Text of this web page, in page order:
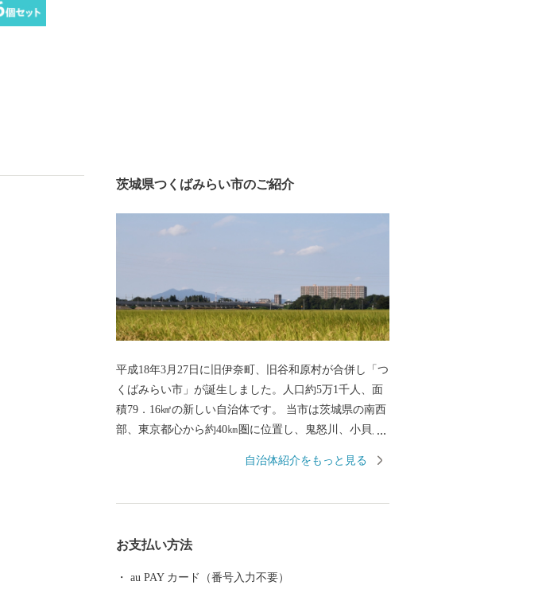
茨城県つくばみらい市のご紹介
平成18年3月27日に旧伊奈町、旧谷和原村が合併し「つ
くばみらい市」が誕生しました。人口約5万1千人、面
積79．16㎢の新しい自治体です。 当市は茨城県の南西
部、東京都心から約40㎞圏に位置し、鬼怒川、小貝川
田地帯が広がり、丘陵部は、畑地、4つのゴルフ場、住
し谷和原ICがあり交通の利便がはかられています。 鉄
道網では、関東鉄道常総線や首都圏新都市高速鉄道
自治体紹介をもっと見る
お支払い方法
au PAY カード（番号入力不要）